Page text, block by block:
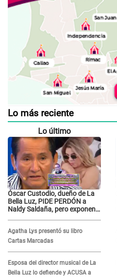
Lo más reciente
Lo último
Óscar Custodio, dueño de La
Bella Luz, PIDE PERDÓN a
Naldy Saldaña, pero exponen
grabar"
Agatha Lys presentó su libro
Cartas Marcadas
Esposa del director musical de La
Bella Luz lo defiende y ACUSA a